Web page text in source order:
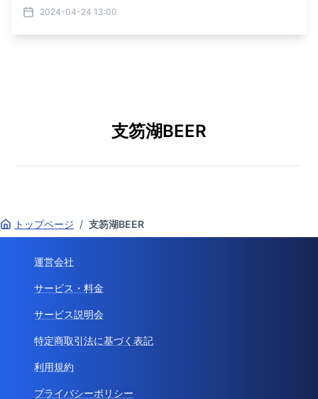
クラウドファンディングを4月24日開始
2024-04-24 13:00
支笏湖BEER
トップページ / 支笏湖BEER
運営会社
サービス・料金
サービス説明会
特定商取引法に基づく表記
利用規約
プライバシーポリシー